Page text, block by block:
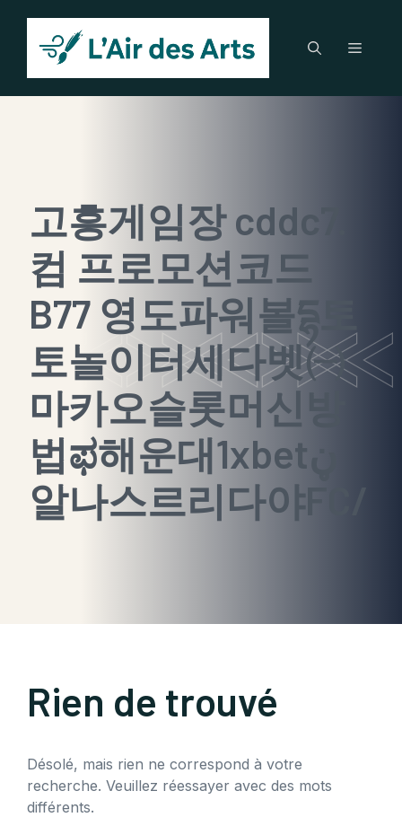
contenu
Menu
고흥게임장 cddc7.
컴 프로모션코드
B77 영도파워볼དྷ토
토놀이터세다벳㈠
마카오슬롯머신방
법ಫ해운대1xbetڼ
알나스르리다야FC/
Rien de trouvé
Désolé, mais rien ne correspond à votre
recherche. Veuillez réessayer avec des mots
différents.